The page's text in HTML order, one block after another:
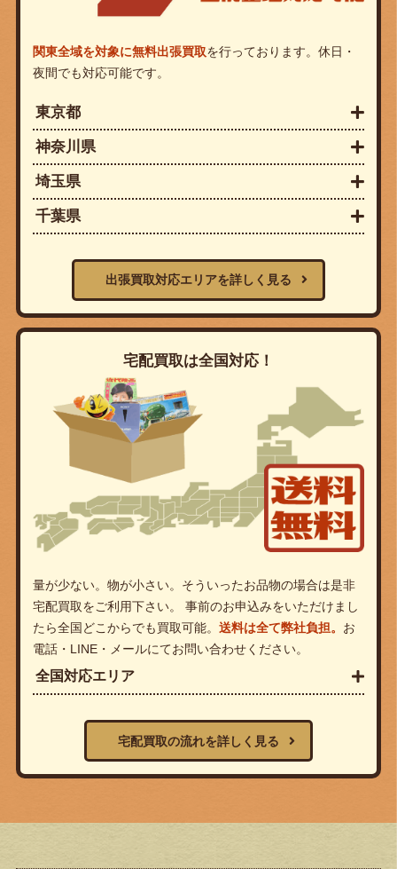
関東全域を対象に無料出張買取を行っております。休日・
夜間でも対応可能です。
東京都
神奈川県
埼玉県
千葉県
出張買取対応エリアを詳しく見る
宅配買取は全国対応！
量が少ない。物が小さい。そういったお品物の場合は是非
宅配買取をご利用下さい。 事前のお申込みをいただけまし
たら全国どこからでも買取可能。 送料は全て弊社負担。 お
電話・LINE・メールにてお問い合わせください。
全国対応エリア
宅配買取の流れを詳しく見る